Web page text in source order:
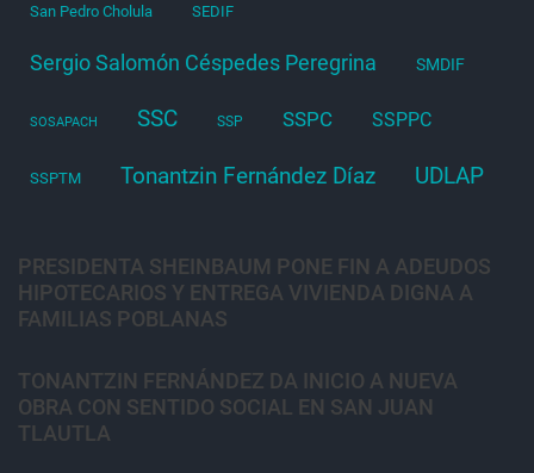
San Pedro Cholula SEDIF
Sergio Salomón Céspedes Peregrina SMDIF
SOSAPACH SSC SSP SSPC SSPPC
SSPTM Tonantzin Fernández Díaz UDLAP
PRESIDENTA SHEINBAUM PONE FIN A ADEUDOS
HIPOTECARIOS Y ENTREGA VIVIENDA DIGNA A
FAMILIAS POBLANAS
TONANTZIN FERNÁNDEZ DA INICIO A NUEVA
OBRA CON SENTIDO SOCIAL EN SAN JUAN
TLAUTLA